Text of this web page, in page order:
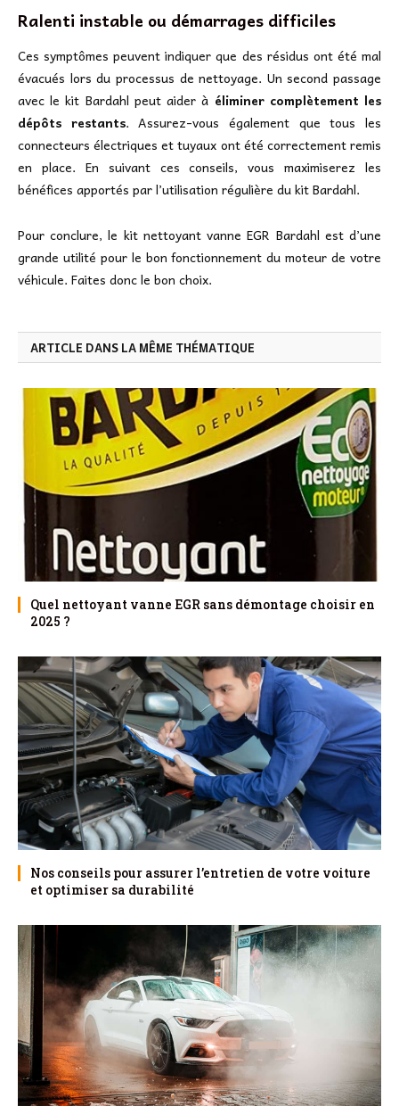
Ralenti instable ou démarrages difficiles
Ces symptômes peuvent indiquer que des résidus ont été mal
évacués lors du processus de nettoyage. Un second passage
avec le kit Bardahl peut aider à éliminer complètement les
dépôts restants. Assurez-vous également que tous les
connecteurs électriques et tuyaux ont été correctement remis
en place. En suivant ces conseils, vous maximiserez les
bénéfices apportés par l’utilisation régulière du kit Bardahl.
Pour conclure, le kit nettoyant vanne EGR Bardahl est d’une
grande utilité pour le bon fonctionnement du moteur de votre
véhicule. Faites donc le bon choix.
ARTICLE DANS LA MÊME THÉMATIQUE
Quel nettoyant vanne EGR sans démontage choisir en
2025 ?
Nos conseils pour assurer l’entretien de votre voiture
et optimiser sa durabilité